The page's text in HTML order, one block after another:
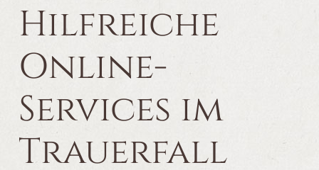
Hilfreiche
Online-
Services im
Trauerfall